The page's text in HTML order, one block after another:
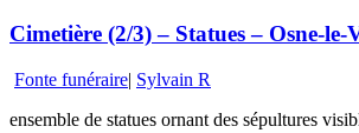
Cimetière (2/3) – Statues – Osne-le-
Fonte funéraire| Sylvain R
ensemble de statues ornant des sépultures